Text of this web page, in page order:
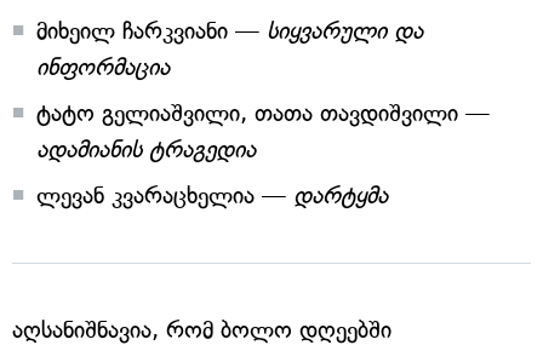
მიხეილ ჩარკვიანი — სიყვარული და
ინფორმაცია
ტატო გელიაშვილი, თათა თავდიშვილი —
ადამიანის ტრაგედია
ლევან კვარაცხელია — დარტყმა
აღსანიშნავია, რომ ბოლო დღეებში